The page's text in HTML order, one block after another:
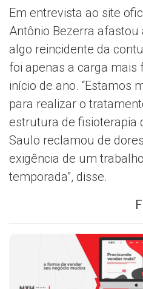
Em entrevista ao site
Antônio Bezerra
algo reincidente da
foi apenas a carga mais
início de ano. “Estamos
para realizar o
estrutura de fisioterapia
Saulo reclamou de
exigência de um
temporada”, disse.